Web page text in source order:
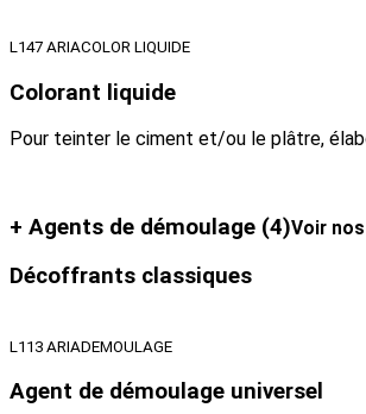
L147 ARIACOLOR LIQUIDE
Colorant liquide
Pour teinter le ciment et/ou le plâtre,
+ Agents de démoulage (4)Voir
Décoffrants classiques
L113 ARIADEMOULAGE
Agent de démoulage universel